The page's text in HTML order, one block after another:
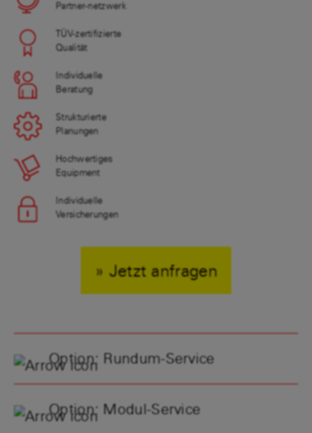
Partner-netzwerk
TÜV-zertifizierte
Qualität
Individuelle
Beratung
Strukturierte
Planungen
Hochwertiges
Equipment
Individuelle
Versicherungen
» Jetzt anfragen
Option: Rundum-Service
Option: Modul-Service